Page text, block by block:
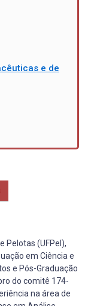
e de
Pelotas (UFPel),
em Ciência e
e Pós-Graduação
do comitê 174-
na área de